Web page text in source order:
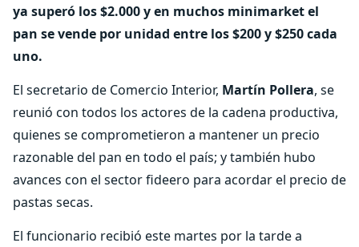
ya superó los $2.000 y en muchos minimarket el
pan se vende por unidad entre los $200 y $250 cada
uno.
El secretario de Comercio Interior, Martín Pollera, se
reunió con todos los actores de la cadena productiva,
quienes se comprometieron a mantener un precio
razonable del pan en todo el país; y también hubo
avances con el sector fideero para acordar el precio de
pastas secas.
El funcionario recibió este martes por la tarde a